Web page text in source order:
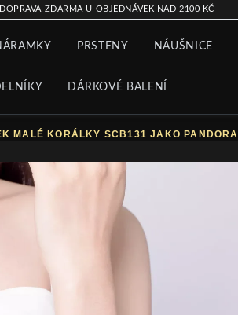
DOPRAVA ZDARMA U OBJEDNÁVEK NAD 2100 KČ
PRSTENY NÁUŠNICE
DÁRKOVÉ BALENÍ
MALÉ KORÁLKY SCB131 JAKO PANDORA